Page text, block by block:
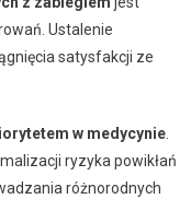
Ustalenie
satysfakcji ze
w medycynie.
ryzyka powikłań
różnorodnych